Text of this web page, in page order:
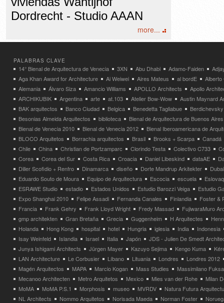
Dordrecht - Studio AAAN
more...
PALABRAS CLAVE
14° Bienal de Arquitectura de Venecia 3XN Abu Dhabi Adamo-Faiden
Aga Khan Award for Architecture
Ai Weiwei Aires Mateus al bordE
Alberto
Alemania
Álvaro Siza Amancio Williams APOLLO Architects
Apollo
ARCHIKUBIK
Argentina arte at.103 Atelier Bow-Wow
Austin Maynard
BAK arquitectos
Banco Ciudad Belgica Benedetta Tagliabue
Besonias Almeida Arquitectos
biblioteca
Bienal de Arquitectura de Buenos Aires
Bienal de Venecia 2010
Bienal de Venecia 2012
Bienal Iberoamericana de
BLOCO Arquitetos
Borrachia arquitectos Brasil Brooks + Scarpa
Canadá
Chile
China Christian de Portzamparc Clorindo Testa Colectivo C733
Corea
Corea del Sur Costa Rica Croacia Daniel Libeskind dataAE
Diller Scofidio + Renfro
Dinamarca diseño Dorte Mandrup Arkitekter
Dubai
Eduardo Souto de Moura
Equipo de Arquitectura Escocia escuela
ESRAWE Studio
estadio Estados Unidos Estudio Barozzi Veiga
Estudio
Expo Shanghai 2010
Felipe Assadi Fernanda Canales Finlandia
Foster &
Francia
Frank Gehry Frank Lloyd Wright Fredy Massad
FujiwaraMuro
gmp architekten
Gran Bretaña Grecia Guggenheim H Arquitectes
Holanda
Hong Kong hospital hotel Hungria iglesia India
Indonesia
Isay Weinfeld
Islandia Israel Italia Japón
JDS - Julien De Smedt
Junya Ishigami Architects
Jürgen Mayer Kazuyo Sejima Kengo Kuma
LAN Architecture
Le Corbusier Líbano Lituania Londres
Londres 2012
Magén Arquitectos
MAPA Marcio Kogan Mass Studies
Massimilano
Mecanoo Architecten
Metro Arquitetos Mexico Mies van der Rohe
Milan
MoMA
MoMA P.S.1 Morphosis museo MVRDV
Natura Futura
NL Architects
Nommo Arquitetos Norisada Maeda Norman Foster